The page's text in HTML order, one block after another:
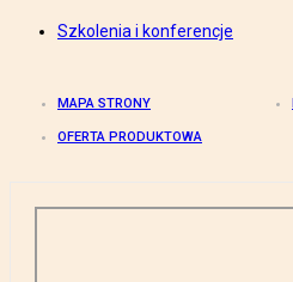
Szkolenia i konferencje
MAPA STRONY
OFERTA PRODUKTOWA